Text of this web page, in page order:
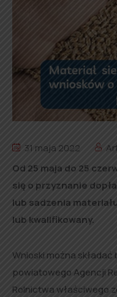
31 maja 2022
Od 25 maja do 25
się o przyznanie
lub sadzenia
lub kwalifikowany.
Wnioski można
powiatowego Agencji
Rolnictwa właściwego